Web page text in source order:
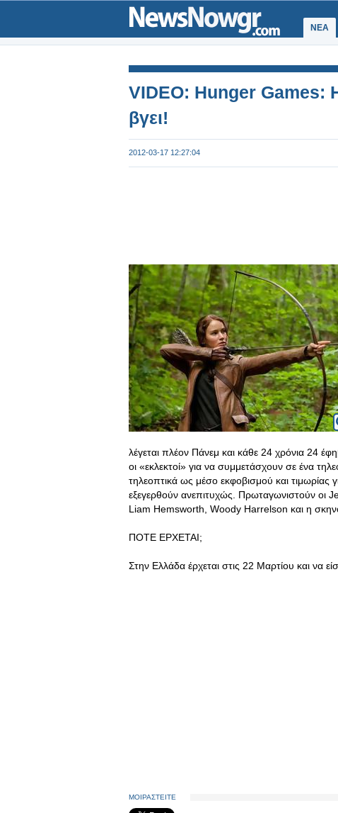
ΝΕΑ
VIDEO: Hunger Games: Η
βγει!
2012-03-17 12:27:04
λέγεται πλέον Πάνεμ και κάθε 24 χρόνια 24
οι «εκλεκτοί» για να συμμετάσχουν σε ένα
τηλεοπτικά ως μέσο εκφοβισμού και
εξεγερθούν ανεπιτυχώς. Πρωταγωνιστούν
Liam Hemsworth, Woody Harrelson και η
ΠΟΤΕ ΕΡΧΕΤΑΙ;
Στην Ελλάδα έρχεται στις 22 Μαρτίου και να
ΜΟΙΡΑΣΤΕΙΤΕ